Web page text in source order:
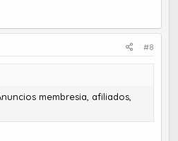
#8
membresia, afiliados,